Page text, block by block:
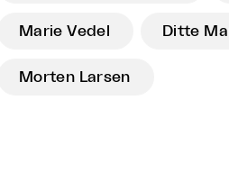
Marie Vedel Ditte
Morten Larsen